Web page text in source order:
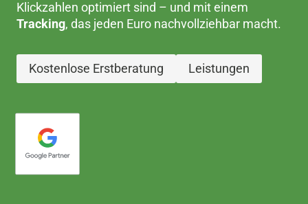
Klickzahlen optimiert sind – und mit einem
Tracking, das jeden Euro nachvollziehbar macht.
Kostenlose Erstberatung Leistungen